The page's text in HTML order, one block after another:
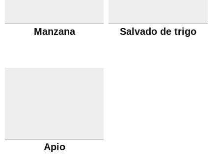
Manzana Salvado de trigo
Apio